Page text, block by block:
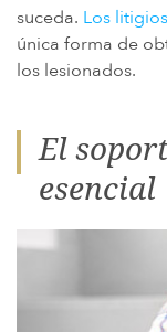
suceda. Los
única forma de
los lesionados.
El
esencial